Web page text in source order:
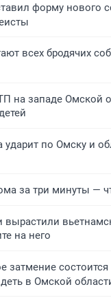
форму нового
всех бродячих
на западе Омской
по Омску и
за три минуты —
вырастили
на него
затмение состоится
в Омской